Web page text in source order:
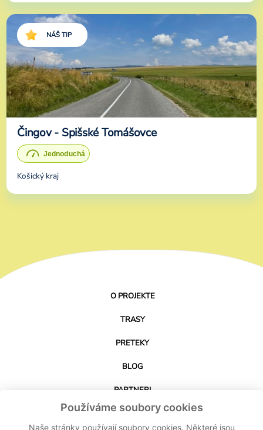
Používáme soubory cookies
Naše stránky používají soubory cookies. Některé jsou
NÁŠ TIP
Čingov - Spišské Tomášovce
Košický kraj
O PROJEKTE
TRASY
PRETEKY
BLOG
PARTNERI
KONTAKT